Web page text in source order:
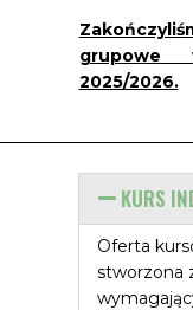
grupowe
2025/2026.
KURS
Oferta
stworzona